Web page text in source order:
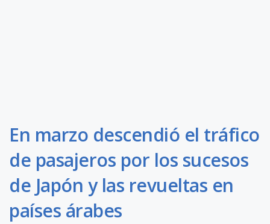
En marzo descendió el tráfico
de pasajeros por los sucesos
de Japón y las revueltas en
países árabes